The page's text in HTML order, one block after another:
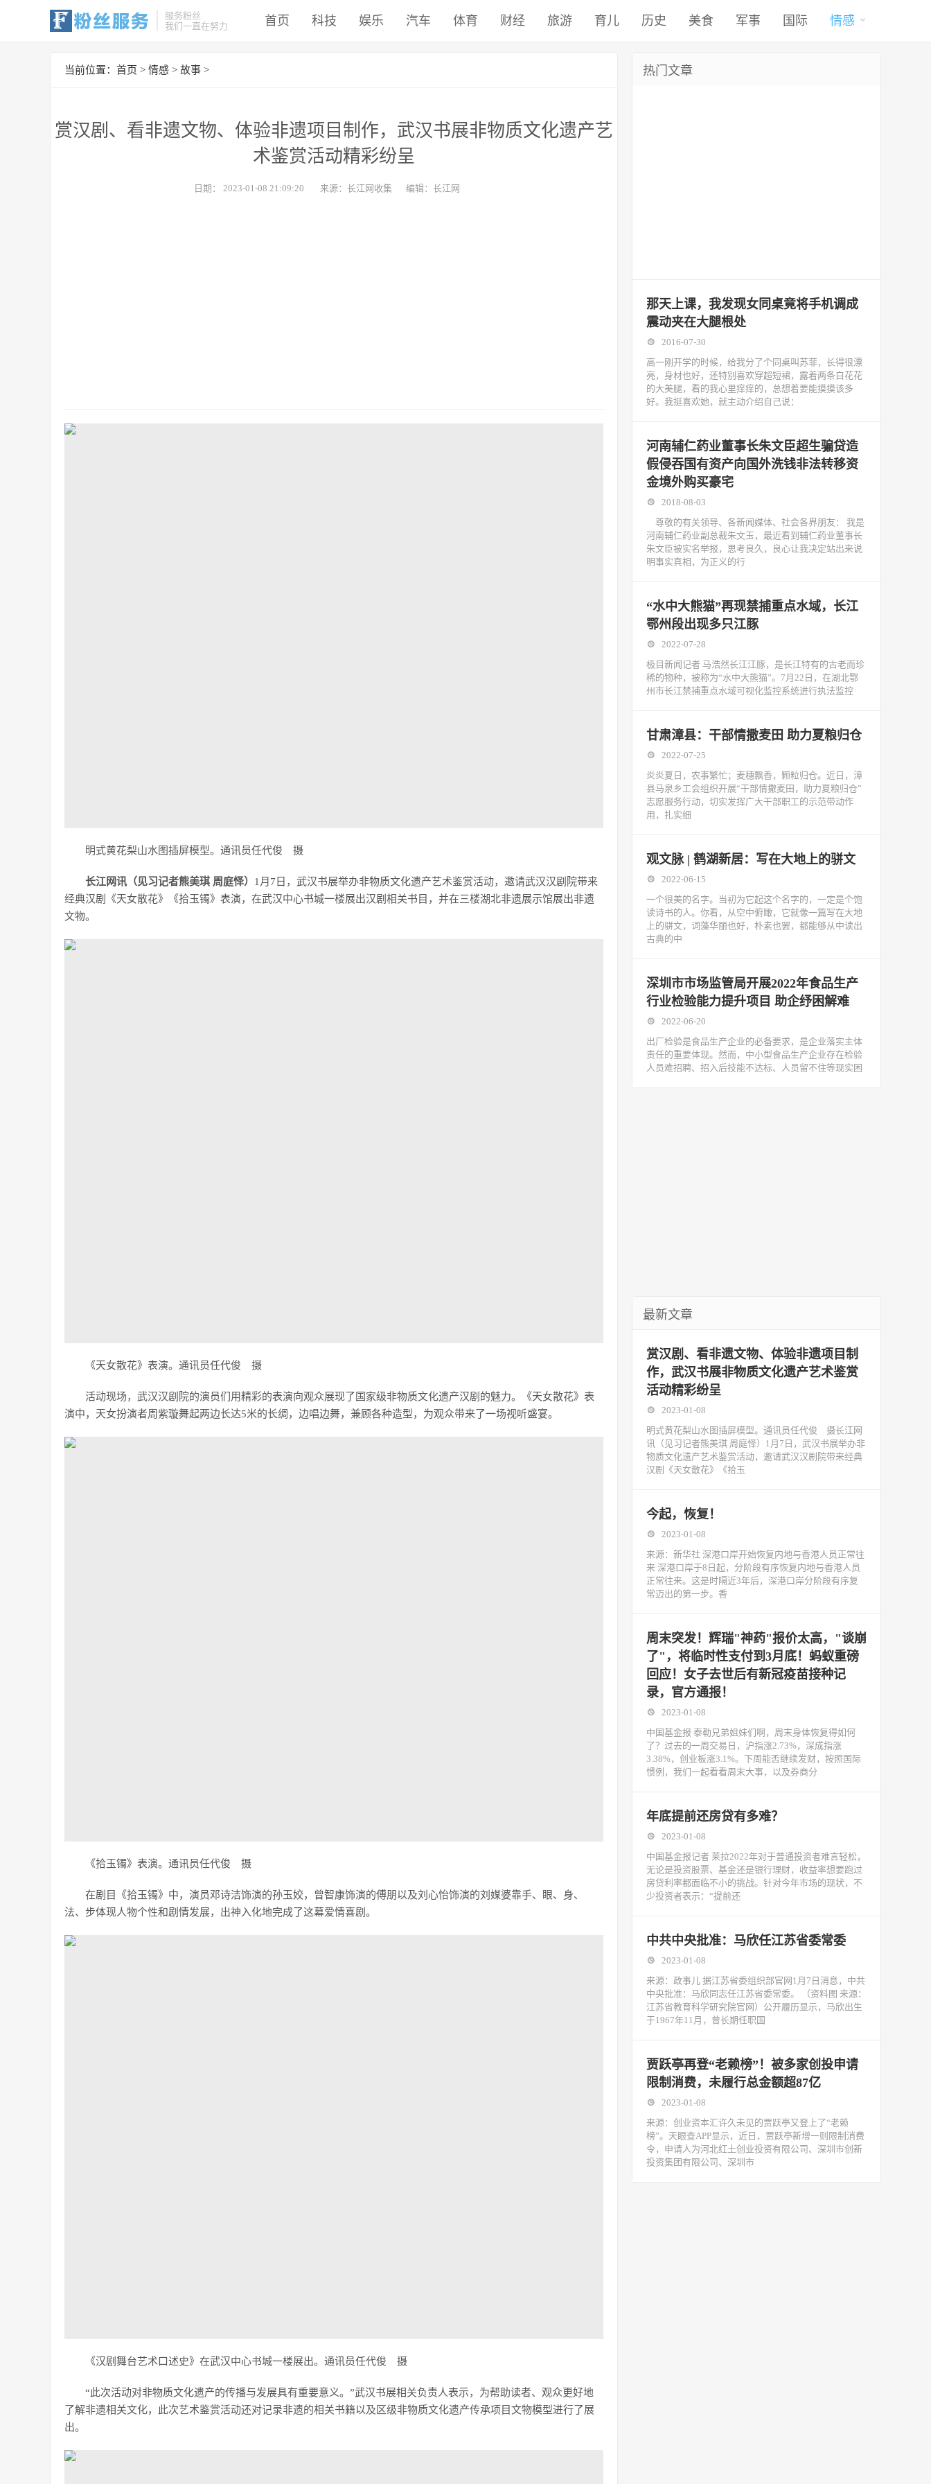
服务粉丝
我们一直在努力
首页 科技 娱乐 汽车 体育 财经 旅游 育儿 历史 美食 军事 国际 情感
当前位置： 首页 > 情感 > 故事 >
赏汉剧、看非遗文物、体验非遗项目制作，武汉书展非物质文化遗产艺
术鉴赏活动精彩纷呈
日期： 2023-01-08 21:09:20 来源：长江网收集 编辑：长江网
明式黄花梨山水图插屏模型。通讯员任代俊 摄
长江网讯（见习记者熊美琪 周庭怿） 1月7日，武汉书展举办非物质文化遗产艺术鉴赏活动，邀请武汉汉剧院带来
经典汉剧《天女散花》《拾玉镯》表演，在武汉中心书城一楼展出汉剧相关书目，并在三楼湖北非遗展示馆展出非遗
文物。
《天女散花》表演。通讯员任代俊 摄
活动现场，武汉汉剧院的演员们用精彩的表演向观众展现了国家级非物质文化遗产汉剧的魅力。《天女散花》表
演中，天女扮演者周紫璇舞起两边长达5米的长绸，边唱边舞，兼顾各种造型，为观众带来了一场视听盛宴。
《拾玉镯》表演。通讯员任代俊 摄
在剧目《拾玉镯》中，演员邓诗洁饰演的孙玉姣，曾智康饰演的傅朋以及刘心怡饰演的刘媒婆靠手、眼、身、
法、步体现人物个性和剧情发展，出神入化地完成了这幕爱情喜剧。
《汉剧舞台艺术口述史》在武汉中心书城一楼展出。通讯员任代俊 摄
“此次活动对非物质文化遗产的传播与发展具有重要意义。”武汉书展相关负责人表示，为帮助读者、观众更好地
了解非遗相关文化，此次艺术鉴赏活动还对记录非遗的相关书籍以及区级非物质文化遗产传承项目文物模型进行了展
出。
热门文章
那天上课，我发现女同桌竟将手机调成
震动夹在大腿根处
2016-07-30
高一刚开学的时候，给我分了个同桌叫苏菲，长得很漂
亮，身材也好，还特别喜欢穿超短裙，露着两条白花花
的大美腿，看的我心里痒痒的，总想着要能摸摸该多
好。我挺喜欢她，就主动介绍自己说：
河南辅仁药业董事长朱文臣超生骗贷造
假侵吞国有资产向国外洗钱非法转移资
金境外购买豪宅
2018-08-03
尊敬的有关领导、各新闻媒体、社会各界朋友： 我是
河南辅仁药业副总裁朱文玉，最近看到辅仁药业董事长
朱文臣被实名举报，思考良久，良心让我决定站出来说
明事实真相，为正义的行
“水中大熊猫”再现禁捕重点水域，长江
鄂州段出现多只江豚
2022-07-28
极目新闻记者 马浩然长江江豚，是长江特有的古老而珍
稀的物种，被称为“水中大熊猫”。7月22日，在湖北鄂
州市长江禁捕重点水域可视化监控系统进行执法监控
甘肃漳县：干部情撒麦田 助力夏粮归仓
2022-07-25
炎炎夏日，农事繁忙；麦穗飘香，颗粒归仓。近日，漳
县马泉乡工会组织开展“干部情撒麦田，助力夏粮归仓”
志愿服务行动，切实发挥广大干部职工的示范带动作
用，扎实细
观文脉 | 鹤湖新居：写在大地上的骈文
2022-06-15
一个很美的名字。当初为它起这个名字的，一定是个饱
读诗书的人。你看，从空中俯瞰，它就像一篇写在大地
上的骈文，词藻华丽也好，朴素也罢，都能够从中读出
古典的中
深圳市市场监管局开展2022年食品生产
行业检验能力提升项目 助企纾困解难
2022-06-20
出厂检验是食品生产企业的必备要求，是企业落实主体
责任的重要体现。然而，中小型食品生产企业存在检验
人员难招聘、招入后技能不达标、人员留不住等现实困
最新文章
赏汉剧、看非遗文物、体验非遗项目制
作，武汉书展非物质文化遗产艺术鉴赏
活动精彩纷呈
2023-01-08
明式黄花梨山水图插屏模型。通讯员任代俊 摄长江网
讯（见习记者熊美琪 周庭怿）1月7日，武汉书展举办非
物质文化遗产艺术鉴赏活动，邀请武汉汉剧院带来经典
汉剧《天女散花》《拾玉
今起，恢复！
2023-01-08
来源：新华社 深港口岸开始恢复内地与香港人员正常往
来 深港口岸于8日起，分阶段有序恢复内地与香港人员
正常往来。这是时隔近3年后，深港口岸分阶段有序复
常迈出的第一步。香
周末突发！辉瑞"神药"报价太高，"谈崩
了"，将临时性支付到3月底！蚂蚁重磅
回应！女子去世后有新冠疫苗接种记
录，官方通报！
2023-01-08
中国基金报 泰勒兄弟姐妹们啊，周末身体恢复得如何
了？过去的一周交易日，沪指涨2.73%，深成指涨
3.38%，创业板涨3.1%。下周能否继续发财，按照国际
惯例，我们一起看看周末大事，以及券商分
年底提前还房贷有多难？
2023-01-08
中国基金报记者 莱拉2022年对于普通投资者难言轻松，
无论是投资股票、基金还是银行理财，收益率想要跑过
房贷利率都面临不小的挑战。针对今年市场的现状，不
少投资者表示：“提前还
中共中央批准：马欣任江苏省委常委
2023-01-08
来源：政事儿 据江苏省委组织部官网1月7日消息，中共
中央批准：马欣同志任江苏省委常委。 （资料图 来源：
江苏省教育科学研究院官网）公开履历显示，马欣出生
于1967年11月，曾长期任职国
贾跃亭再登“老赖榜”！被多家创投申请
限制消费，未履行总金额超87亿
2023-01-08
来源：创业资本汇许久未见的贾跃亭又登上了“老赖
榜”。天眼查APP显示，近日，贾跃亭新增一则限制消费
令，申请人为河北红土创业投资有限公司、深圳市创新
投资集团有限公司、深圳市